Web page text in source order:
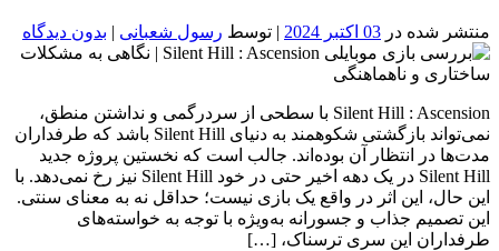
منتشر شده در 03 اکتبر 2024 | توسط رسول شعبانی | بدون دیدگاه
Silent Hill : Ascension با سطحی از سردرگمی و نداشتن منطق،
نمی‌تواند بازگشتی شکوهمند به دنیای Silent Hill باشد که طرفداران
مدت‌ها در انتظار آن بوده‌اند. جالب است که نخستین پروژه جدید
Silent Hill در یک دهه اخیر حتی در خود Silent Hill نیز رخ نمی‌دهد. با
این حال، این اثر در واقع یک بازی نیست؛ حداقل نه به معنای سنتی.
این تصمیم جذاب و جسورانه به‌ویژه با توجه به خواسته‌های
طرفداران این سری ترسناک، […]